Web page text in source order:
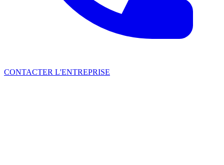
CONTACTER L'ENTREPRISE